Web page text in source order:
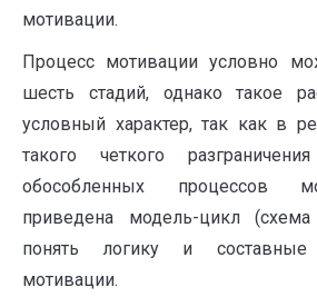
мотивации.
Процесс мотивации условно
шесть стадий, однако такое
условный характер, так как в
такого четкого
обособленных процессов
приведена модель-цикл
понять логику и составные
мотивации.